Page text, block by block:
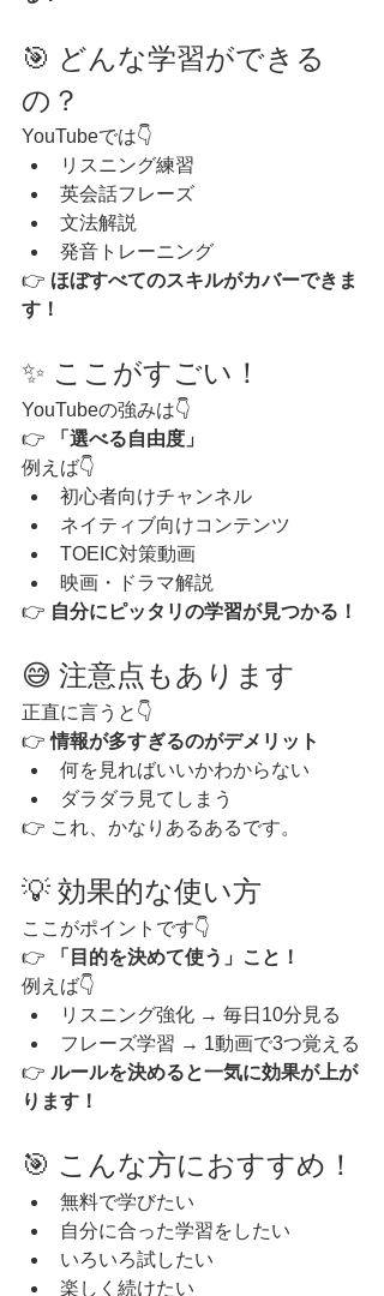
🎯 どんな学習ができる
の？
YouTubeでは👇
リスニング練習
英会話フレーズ
文法解説
発音トレーニング
👉 ほぼすべてのスキルがカバーできま
す！
✨ ここがすごい！
YouTubeの強みは👇
👉
「選べる自由度」
例えば👇
初心者向けチャンネル
ネイティブ向けコンテンツ
TOEIC対策動画
映画・ドラマ解説
👉 自分にピッタリの学習が見つかる！
😅 注意点もあります
正直に言うと👇
👉 情報が多すぎるのがデメリット
何を見ればいいかわからない
ダラダラ見てしまう
👉 これ、かなりあるあるです。
💡 効果的な使い方
ここがポイントです👇
👉
「目的を決めて使う」こと！
例えば👇
リスニング強化 → 毎日10分見る
フレーズ学習 → 1動画で3つ覚える
👉 ルールを決めると一気に効果が上が
ります！
🎯 こんな方におすすめ！
無料で学びたい
自分に合った学習をしたい
いろいろ試したい
楽しく続けたい